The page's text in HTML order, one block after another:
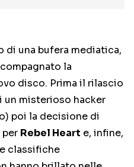
di una bufera mediatica,
la
disco. Prima il rilascio
un misterioso hacker
poi la decisione di
Rebel Heart e, infine,
classifiche